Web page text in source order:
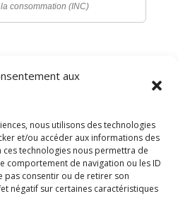
aux
nous utilisons des technologies
et/ou accéder aux informations des
technologies nous permettra de
comportement de navigation ou les ID
pas consentir ou de retirer son
négatif sur certaines caractéristiques
consommation (INC)
et administrative